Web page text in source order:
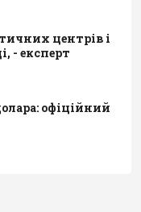
центрів і
- експерт
офіційний